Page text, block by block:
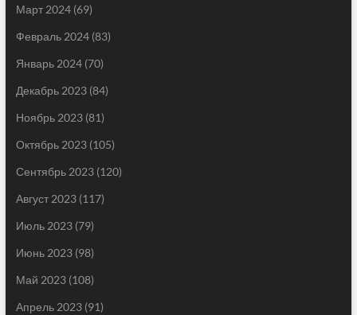
Март 2024(69)
Февраль 2024(83)
Январь 2024(70)
Декабрь 2023(84)
Ноябрь 2023(81)
Октябрь 2023(105)
Сентябрь 2023(120)
Август 2023(117)
Июль 2023(79)
Июнь 2023(98)
Май 2023(108)
Апрель 2023(91)